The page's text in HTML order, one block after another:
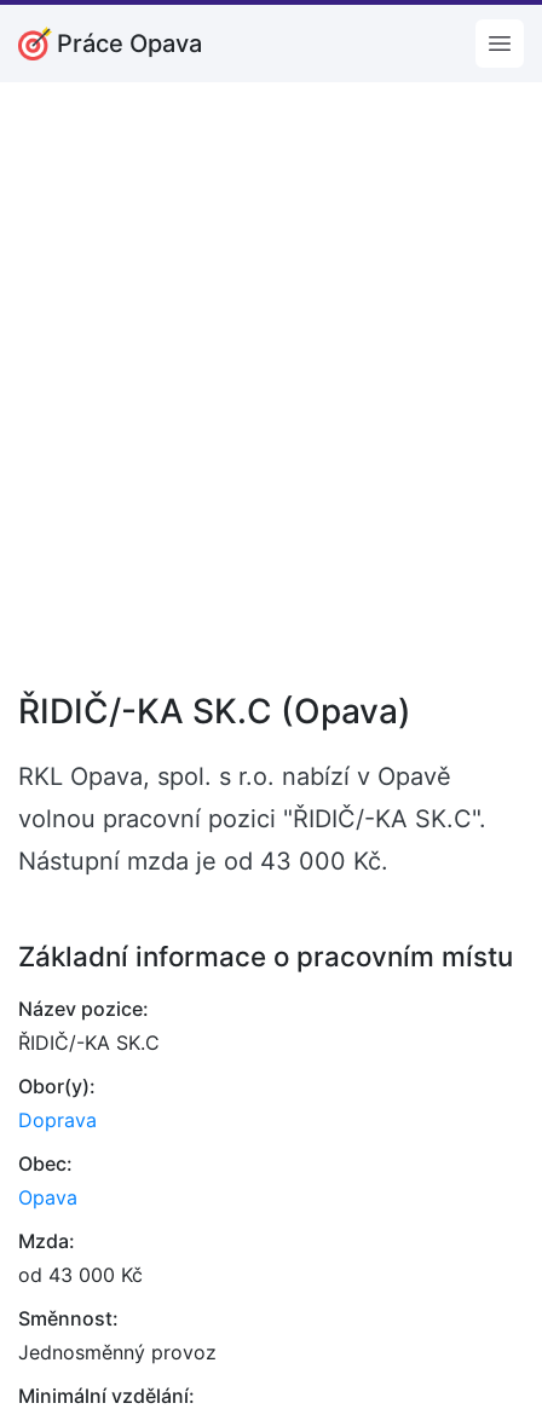
Práce Opava
ŘIDIČ/-KA SK.C (Opava)
RKL Opava, spol. s r.o. nabízí v Opavě
volnou pracovní pozici "ŘIDIČ/-KA SK.C".
Nástupní mzda je od 43 000 Kč.
Základní informace o pracovním místu
Název pozice:
ŘIDIČ/-KA SK.C
Obor(y):
Doprava
Obec:
Opava
Mzda:
od 43 000 Kč
Směnnost:
Jednosměnný provoz
Minimální vzdělání: